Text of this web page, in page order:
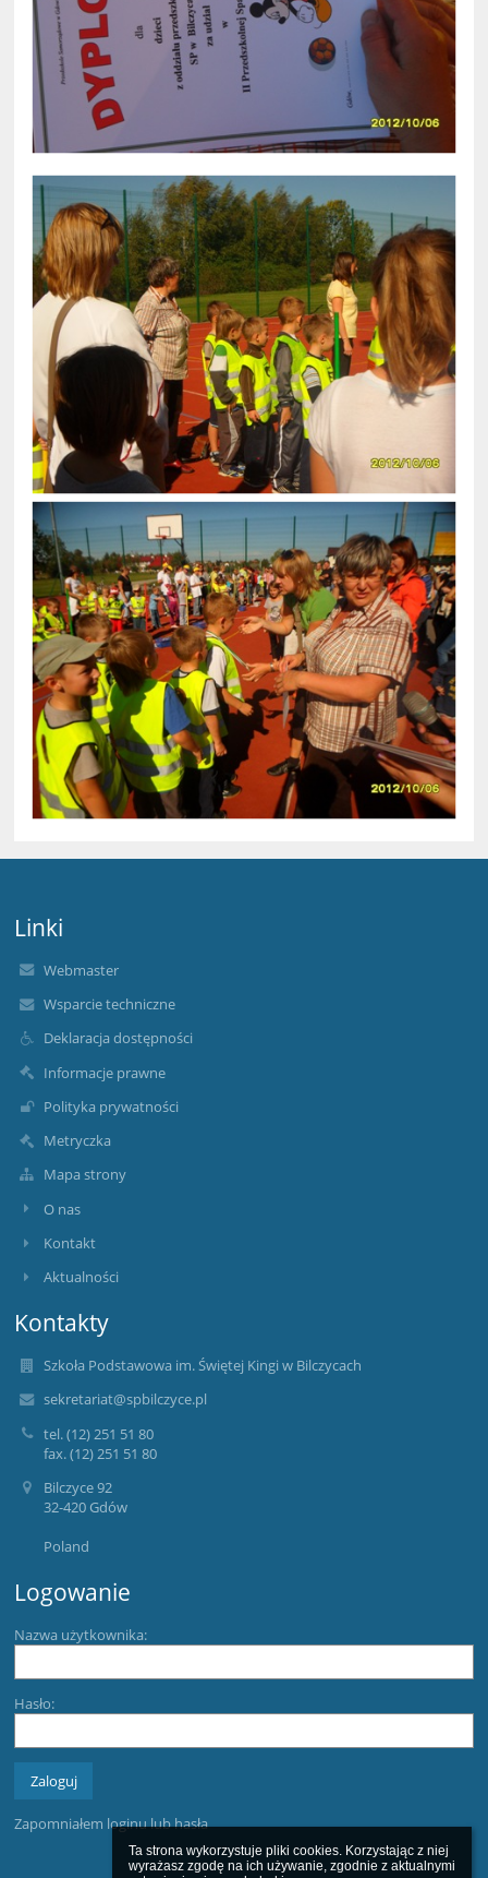
Ta strona wykorzystuje pliki cookies. Korzystając z niej
wyrażasz zgodę na ich używanie, zgodnie z aktualnymi
Linki
Webmaster
Wsparcie techniczne
Deklaracja dostępności
Informacje prawne
Polityka prywatności
Metryczka
Mapa strony
O nas
Kontakt
Aktualności
Kontakty
Szkoła Podstawowa im. Świętej Kingi w Bilczycach
sekretariat@spbilczyce.pl
tel. (12) 251 51 80
fax. (12) 251 51 80
Bilczyce 92
32-420 Gdów
Poland
Logowanie
Nazwa użytkownika:
Hasło:
Zapomniałem loginu lub hasła